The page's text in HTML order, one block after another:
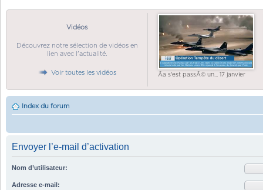
Vidéos
Découvrez notre sélection de vidéos en
lien avec l'actualité.
Voir toutes les vidéos Ãa s'est passÃ© un... 17 janvier
Index du forum
Envoyer l’e-mail d’activation
Nom d’utilisateur:
Adresse e-mail: